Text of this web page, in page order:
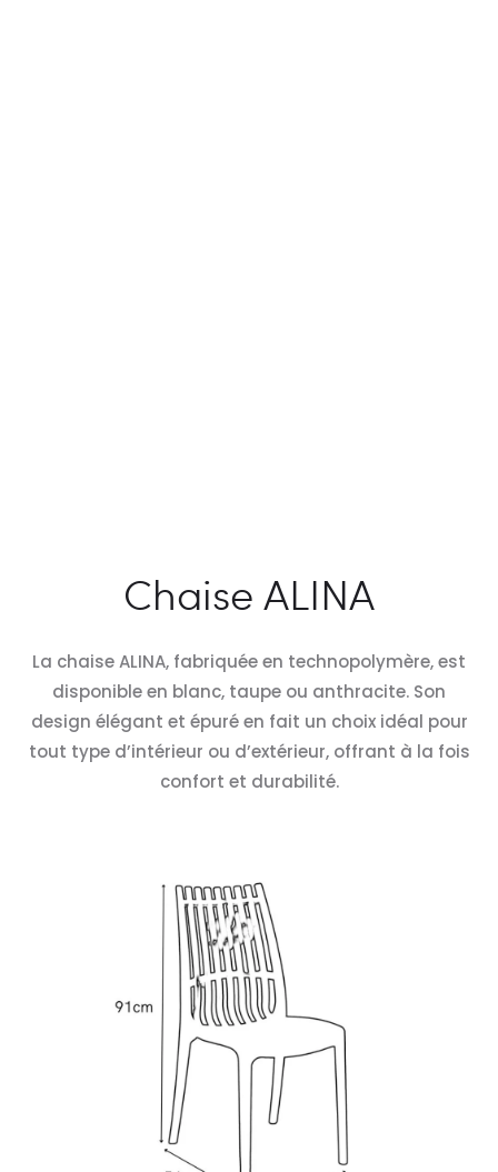
Chaise ALINA
La chaise ALINA, fabriquée en technopolymère, est
disponible en blanc, taupe ou anthracite. Son
design élégant et épuré en fait un choix idéal pour
tout type d’intérieur ou d’extérieur, offrant à la fois
confort et durabilité.